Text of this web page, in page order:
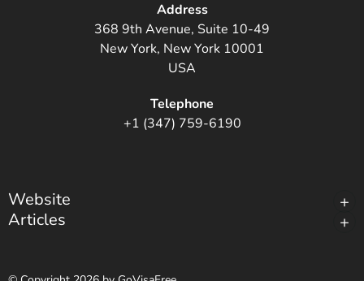
Address
368 9th Avenue, Suite 10-49
New York, New York 10001
USA
Telephone
+1 (347) 759-6190
Website
Articles